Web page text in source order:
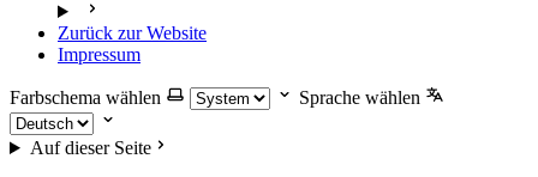
Zurück zur Website
Impressum
Farbschema wählen Sprache wählen
Auf dieser Seite